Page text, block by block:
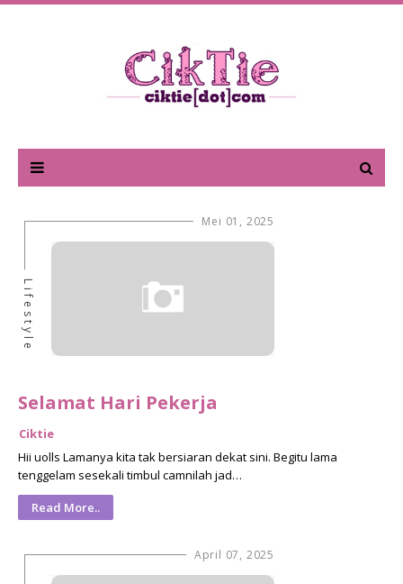
Mei 01, 2025
Lifestyle
Selamat Hari Pekerja
Ciktie
Hii uolls Lamanya kita tak bersiaran dekat sini. Begitu lama
tenggelam sesekali timbul camnilah jad…
Read More..
April 07, 2025